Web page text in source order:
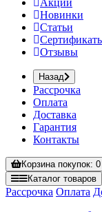
Акции
Новинки
Статьи
Отзывы
Назад
Рассрочка
Оплата
Доставка
Гарантия
Контакты
Корзинапокупок: 0
Каталог товаров
Рассрочка Оплата